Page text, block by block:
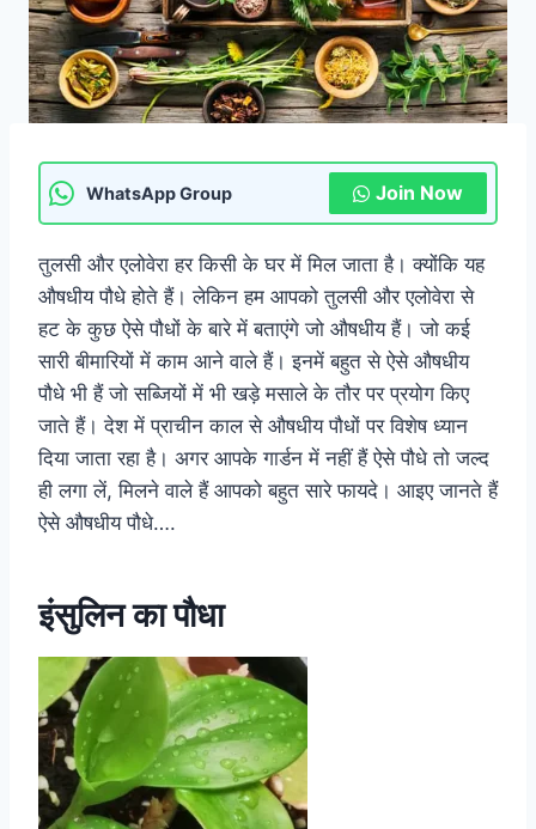
WhatsApp Group Join Now
तुलसी और एलोवेरा हर किसी के घर में मिल जाता है। क्योंकि यह
औषधीय पौधे होते हैं। लेकिन हम आपको तुलसी और एलोवेरा से
हट के कुछ ऐसे पौधों के बारे में बताएंगे जो औषधीय हैं। जो कई
सारी बीमारियों में काम आने वाले हैं। इनमें बहुत से ऐसे औषधीय
पौधे भी हैं जो सब्जियों में भी खड़े मसाले के तौर पर प्रयोग किए
जाते हैं। देश में प्राचीन काल से औषधीय पौधों पर विशेष ध्यान
दिया जाता रहा है। अगर आपके गार्डन में नहीं हैं ऐसे पौधे तो जल्द
ही लगा लें, मिलने वाले हैं आपको बहुत सारे फायदे। आइए जानते हैं
ऐसे औषधीय पौधे….
इंसुलिन का पौधा